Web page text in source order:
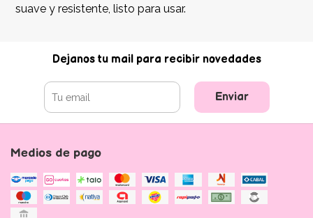
suave y resistente, listo para usar.
Dejanos tu mail para recibir novedades
Enviar
Medios de pago